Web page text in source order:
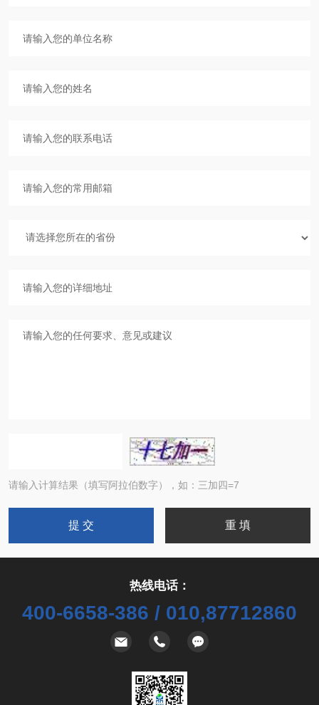
请输入计算结果（填写阿拉伯数字），如：三加四=7
热线电话：
400-6658-386 / 010,87712860